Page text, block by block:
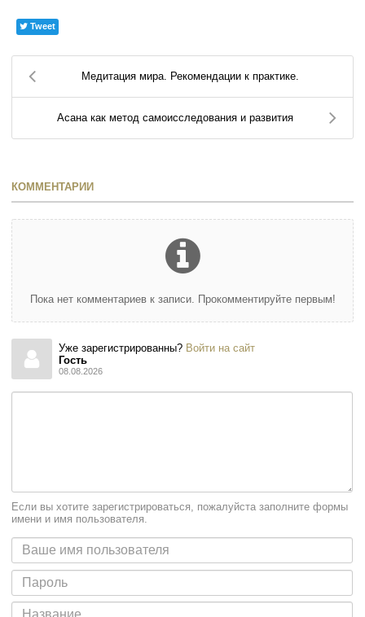
Tweet
Медитация мира. Рекомендации к практике.
Асана как метод самоисследования и развития
КОММЕНТАРИИ
Пока нет комментариев к записи. Прокомментируйте первым!
Уже зарегистрированны? Войти на сайт
Гость
08.08.2026
Если вы хотите зарегистрироваться, пожалуйста заполните формы
имени и имя пользователя.